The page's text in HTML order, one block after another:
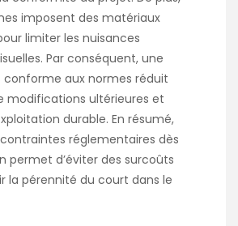
imposent des matériaux
limiter les nuisances
Par conséquent, une
aux normes réduit
modifications ultérieures et
durable. En résumé,
réglementaires dès
permet d’éviter des surcoûts
la pérennité du court dans le